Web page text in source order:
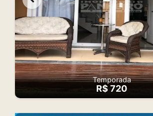
Temporada
R$ 720